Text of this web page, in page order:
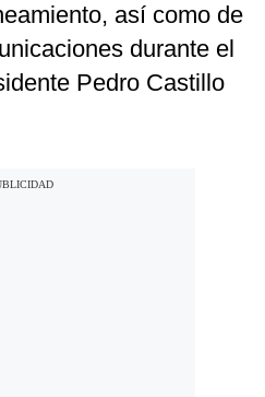
así como de
durante el
Pedro Castillo